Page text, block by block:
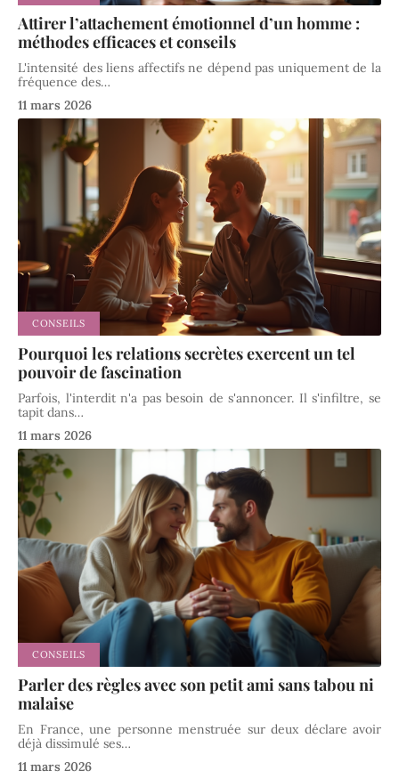
Attirer l’attachement émotionnel d’un homme :
méthodes efficaces et conseils
L'intensité des liens affectifs ne dépend pas uniquement de la
fréquence des…
11 mars 2026
CONSEILS
Pourquoi les relations secrètes exercent un tel
pouvoir de fascination
Parfois, l'interdit n'a pas besoin de s'annoncer. Il s'infiltre, se
tapit dans…
11 mars 2026
CONSEILS
Parler des règles avec son petit ami sans tabou ni
malaise
En France, une personne menstruée sur deux déclare avoir
déjà dissimulé ses…
11 mars 2026